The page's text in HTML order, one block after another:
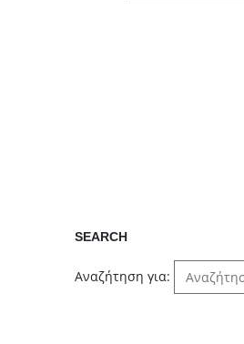
SEARCH
Αναζήτηση για: